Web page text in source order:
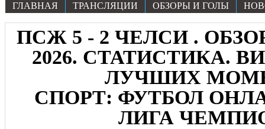
ГЛАВНАЯ ТРАНСЛЯЦИИ ОБЗОРЫ И ГОЛЫ
ПСЖ 5 - 2 ЧЕЛСИ .
2026. СТАТИСТИКА.
ЛУЧШИХ
СПОРТ: ФУТБОЛ
ЛИГА